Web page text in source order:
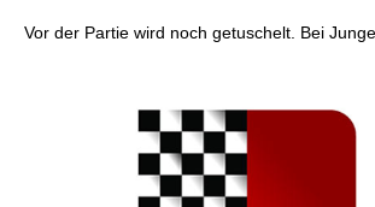
Vor der Partie wird noch getuschelt. Bei